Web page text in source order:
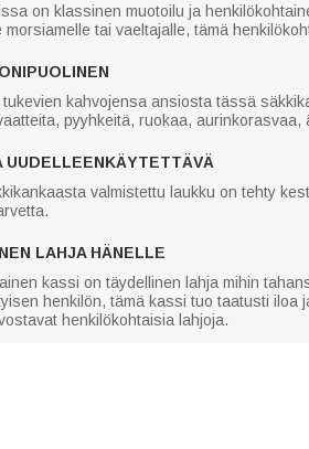
on klassinen muotoilu ja
morsiamelle tai vaeltajalle, tämä
kahvojensa ansiosta tässä
pyyhkeitä, ruokaa,
UUDELLEENKÄYTETTÄVÄ
valmistettu laukku on tehty
LAHJA HÄNELLE
kassi on täydellinen lahja mihin
henkilön, tämä kassi tuo taatusti
henkilökohtaisia lahjoja.